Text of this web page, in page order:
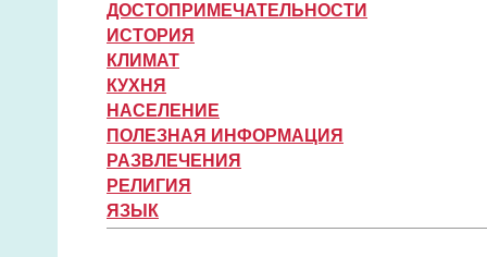
ДОСТОПРИМЕЧАТЕЛЬНОСТИ
ИСТОРИЯ
КЛИМАТ
КУХНЯ
НАСЕЛЕНИЕ
ПОЛЕЗНАЯ ИНФОРМАЦИЯ
РАЗВЛЕЧЕНИЯ
РЕЛИГИЯ
ЯЗЫК